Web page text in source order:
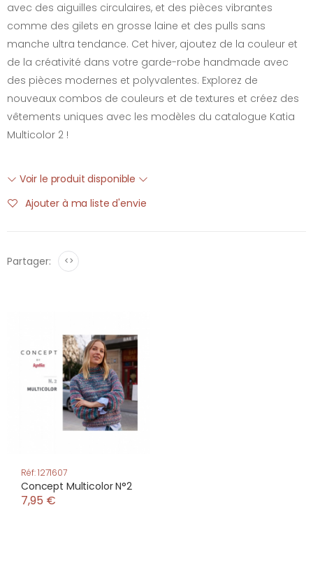
avec des aiguilles circulaires, et des pièces vibrantes
comme des gilets en grosse laine et des pulls sans
manche ultra tendance. Cet hiver, ajoutez de la couleur et
de la créativité dans votre garde-robe handmade avec
des pièces modernes et polyvalentes. Explorez de
nouveaux combos de couleurs et de textures et créez des
vêtements uniques avec les modèles du catalogue Katia
Multicolor 2 !
Voir le produit disponible
Ajouter à ma liste d'envie
Partager: <>
Réf: 1271607
Concept Multicolor N°2
7,95 €